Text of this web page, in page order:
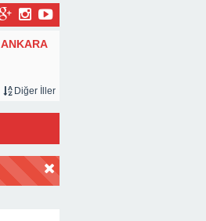
ANKARA
Diğer İller